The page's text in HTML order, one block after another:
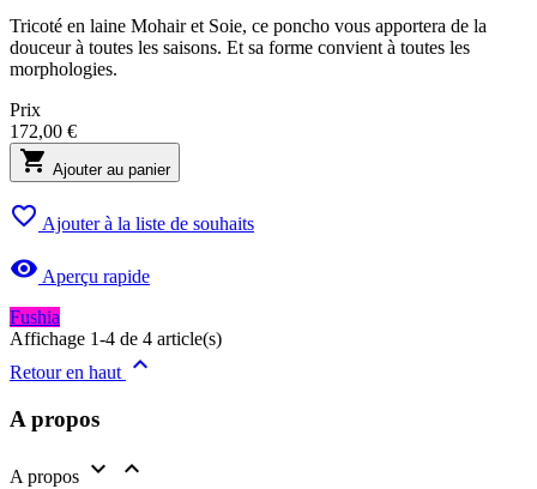
Tricoté en laine Mohair et Soie, ce poncho vous apportera de la
douceur à toutes les saisons. Et sa forme convient à toutes les
morphologies.
Prix
172,00 €
 Ajouter au panier
 Ajouter à la liste de souhaits
 Aperçu rapide
Fushia
Affichage 1-4 de 4 article(s)
Retour en haut 
A propos
A propos  